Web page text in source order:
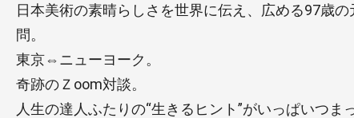
日本美術の素晴らしさを世界に伝え、広める97歳
問。
東京⇔ニューヨーク。
奇跡のＺoom対談。
人生の達人ふたりの“生きるヒント”がいっぱいつま